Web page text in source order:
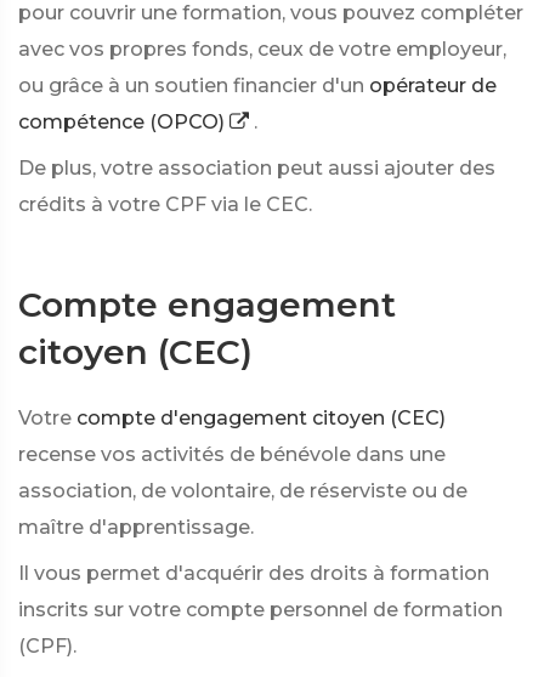
pour couvrir une formation, vous pouvez compléter
avec vos propres fonds, ceux de votre employeur,
ou grâce à un soutien financier d'un opérateur de
compétence (OPCO)
.
De plus, votre association peut aussi ajouter des
crédits à votre CPF via le CEC.
Compte engagement
citoyen (CEC)
Votre compte d'engagement citoyen (CEC)
recense vos activités de bénévole dans une
association, de volontaire, de réserviste ou de
maître d'apprentissage.
Il vous permet d'acquérir des droits à formation
inscrits sur votre compte personnel de formation
(CPF).